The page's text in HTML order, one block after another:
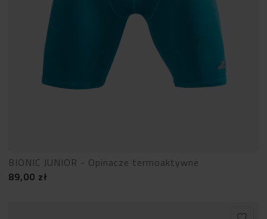
BIONIC JUNIOR - Opinacze termoaktywne
89,00 zł